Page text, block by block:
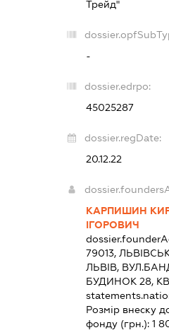
Трейд"
-
dossier.edrpo:
45025287
dossier.regDate:
20.12.22
КАРПИШИН
ІГОРОВИЧ
79013,
ЛЬВІВ,
БУДИНОК 28,
Розмір внеску
фонду (грн.): 1